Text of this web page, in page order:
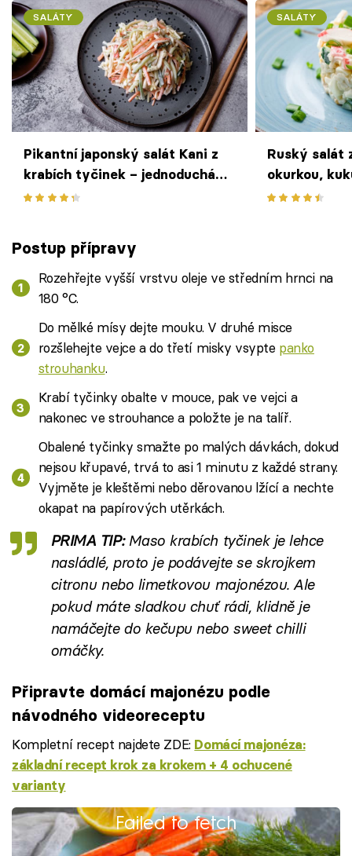
SALÁTY
Pikantní japonský salát Kani z
krabích tyčinek – jednoduchá
chuťovka, kterou si zamilujete
SALÁTY
Ruský salát
okurkou,
jednoduchý
Postup přípravy
Rozehřejte vyšší vrstvu oleje ve středním hrnci na
180 °C.
Do mělké mísy dejte mouku. V druhé misce
rozšlehejte vejce a do třetí misky vsypte panko
strouhanku.
Krabí tyčinky obalte v mouce, pak ve vejci a
nakonec ve strouhance a položte je na talíř.
Obalené tyčinky smažte po malých dávkách, dokud
nejsou křupavé, trvá to asi 1 minutu z každé strany.
Vyjměte je kleštěmi nebo děrovanou lžící a nechte
okapat na papírových utěrkách.
PRIMA TIP:Maso krabích tyčinek je lehce
nasládlé, proto je podávejte se skrojkem
citronu nebo limetkovou majonézou. Ale
pokud máte sladkou chuť rádi, klidně je
namáčejte do kečupu nebo sweet chilli
omáčky.
Připravte domácí majonézu podle
návodného videoreceptu
Kompletní recept najdete ZDE: Domácí majonéza:
základní recept krok za krokem + 4 ochucené
varianty
Failed to fetch